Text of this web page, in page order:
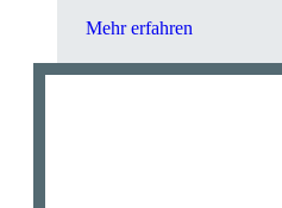
Mehr erfahren